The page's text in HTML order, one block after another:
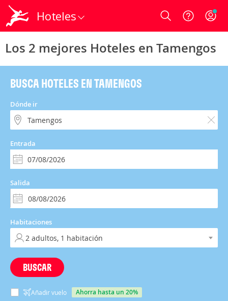
Hoteles Login
Los 2 mejores Hoteles en Tamengos
BUSCA HOTELES EN TAMENGOS
Dónde ir
Entrada
Salida
Habitaciones
BUSCAR
Añadir vuelo ahorra hasta un 20%